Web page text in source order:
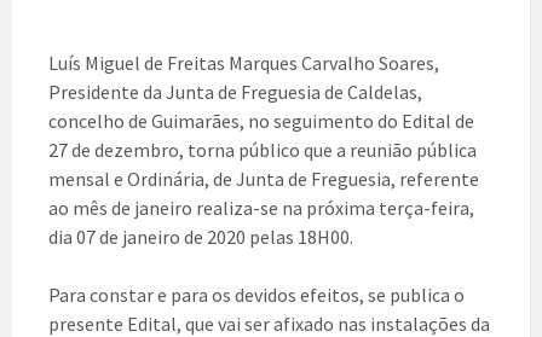
Luís Miguel de Freitas Marques Carvalho Soares,
Presidente da Junta de Freguesia de Caldelas,
concelho de Guimarães, no seguimento do Edital de
27 de dezembro, torna público que a reunião pública
mensal e Ordinária, de Junta de Freguesia, referente
ao mês de janeiro realiza-se na próxima terça-feira,
dia 07 de janeiro de 2020 pelas 18H00.
Para constar e para os devidos efeitos, se publica o
presente Edital, que vai ser afixado nas instalações da